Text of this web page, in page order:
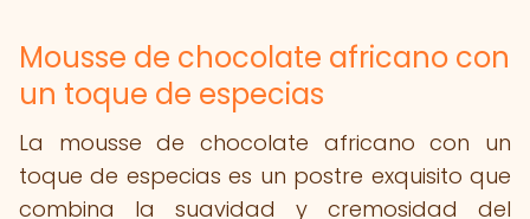
Mousse de chocolate africano con
un toque de especias
La mousse de chocolate africano con un
toque de especias es un postre exquisito que
combina la suavidad y cremosidad del